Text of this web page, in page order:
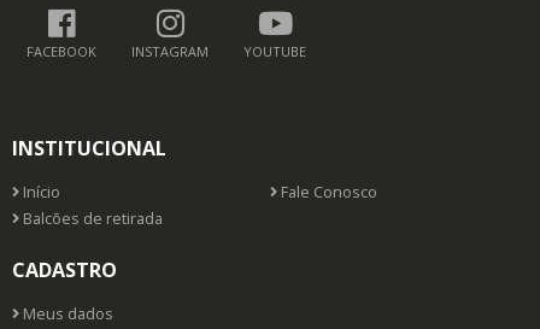
FACEBOOK INSTAGRAM YOUTUBE
INSTITUCIONAL
Início
Fale Conosco
Balcões de retirada
CADASTRO
Meus dados